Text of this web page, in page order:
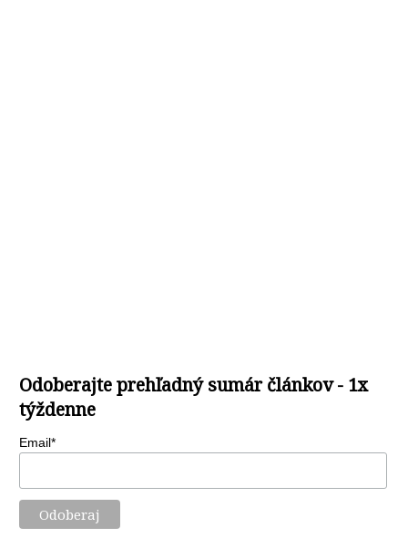
Odoberajte prehľadný sumár článkov - 1x
týždenne
Email*